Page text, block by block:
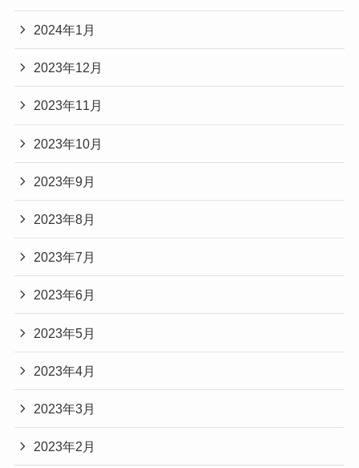
2024年1月
2023年12月
2023年11月
2023年10月
2023年9月
2023年8月
2023年7月
2023年6月
2023年5月
2023年4月
2023年3月
2023年2月